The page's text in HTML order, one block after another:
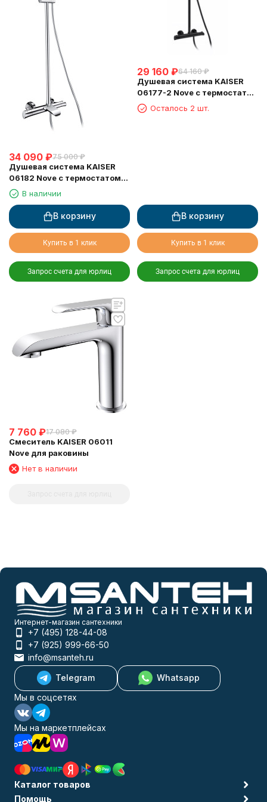
34 090 ₽75 000 ₽
Душевая система KAISER
06182 Nove с термостатом
6282В наличии
В корзину
Купить в 1 клик
Запрос счета для юрлиц
29 160 ₽64 160 ₽
Душевая система KAISER
06177-2 Nove с термостатом
6282Осталось 2 шт.
В корзину
Купить в 1 клик
Запрос счета для юрлиц
7 760 ₽17 080 ₽
Смеситель KAISER 06011
Nove для раковины
Нет в наличии
Интернет-магазин сантехники
+7 (495) 128-44-08
+7 (925) 999-66-50
info@msanteh.ru
Telegram
Whatsapp
Мы в соцсетях
Мы на маркетплейсах
Каталог товаров
Помощь